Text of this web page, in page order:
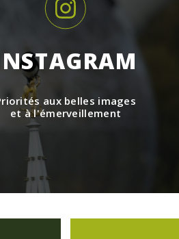
aux belles images
et à l'émerveillement